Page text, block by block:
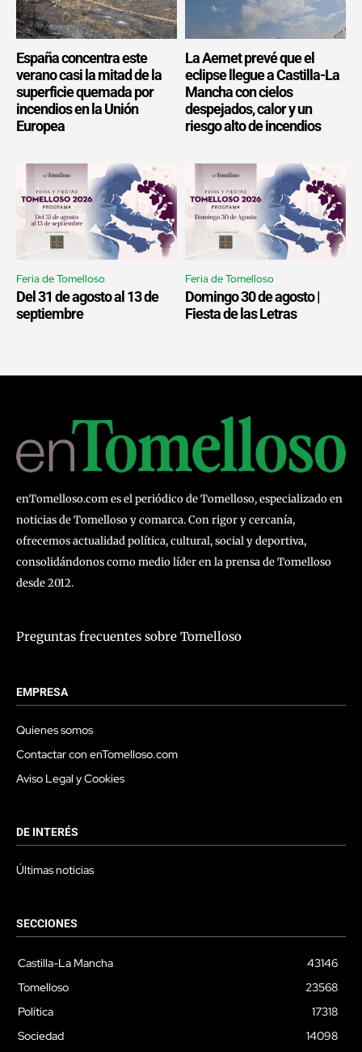
España concentra este
verano casi la mitad de la
superficie quemada por
incendios en la Unión
Europea
La Aemet prevé que el
eclipse llegue a Castilla-La
Mancha con cielos
despejados, calor y un
riesgo alto de incendios
Feria de Tomelloso
Del 31 de agosto al 13 de
septiembre
Feria de Tomelloso
Domingo 30 de agosto |
Fiesta de las Letras
enTomelloso.com es el periódico de Tomelloso, especializado en
noticias de Tomelloso y comarca. Con rigor y cercanía,
ofrecemos actualidad política, cultural, social y deportiva,
consolidándonos como medio líder en la prensa de Tomelloso
desde 2012.
Preguntas frecuentes sobre Tomelloso
EMPRESA
Quienes somos
Contactar con enTomelloso.com
Aviso Legal y Cookies
DE INTERÉS
Últimas noticias
SECCIONES
Castilla-La Mancha
43146
Tomelloso
23568
Política
17318
Sociedad
14098